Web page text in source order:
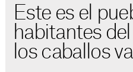
Este es el
habitantes
los caballos